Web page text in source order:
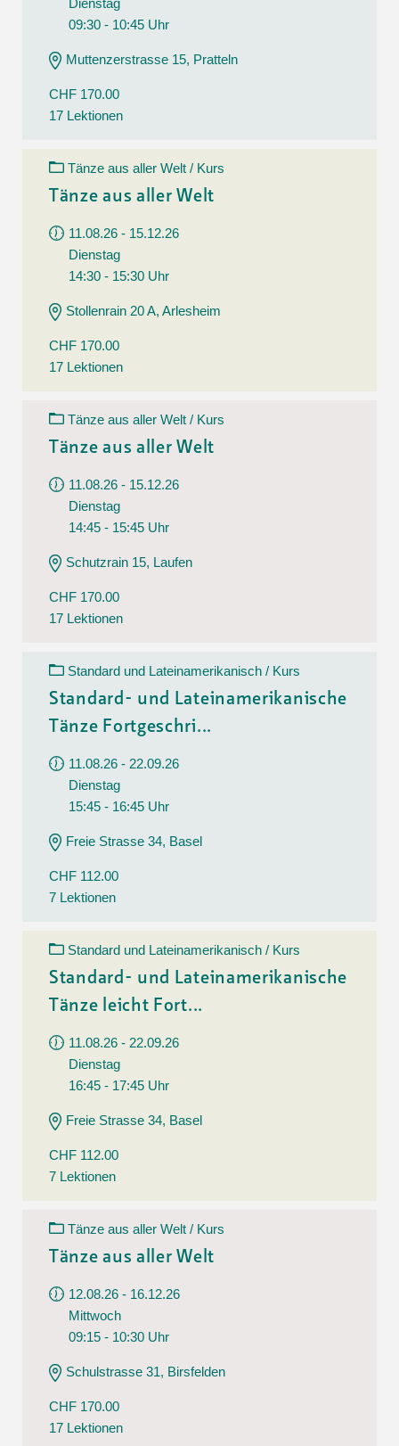
Dienstag
09:30 - 10:45 Uhr
Muttenzerstrasse 15, Pratteln
CHF 170.00
17 Lektionen
Tänze aus aller Welt / Kurs
Tänze aus aller Welt
11.08.26 - 15.12.26
Dienstag
14:30 - 15:30 Uhr
Stollenrain 20 A, Arlesheim
CHF 170.00
17 Lektionen
Tänze aus aller Welt / Kurs
Tänze aus aller Welt
11.08.26 - 15.12.26
Dienstag
14:45 - 15:45 Uhr
Schutzrain 15, Laufen
CHF 170.00
17 Lektionen
Standard und Lateinamerikanisch / Kurs
Standard- und Lateinamerikanische
Tänze Fortgeschri...
11.08.26 - 22.09.26
Dienstag
15:45 - 16:45 Uhr
Freie Strasse 34, Basel
CHF 112.00
7 Lektionen
Standard und Lateinamerikanisch / Kurs
Standard- und Lateinamerikanische
Tänze leicht Fort...
11.08.26 - 22.09.26
Dienstag
16:45 - 17:45 Uhr
Freie Strasse 34, Basel
CHF 112.00
7 Lektionen
Tänze aus aller Welt / Kurs
Tänze aus aller Welt
12.08.26 - 16.12.26
Mittwoch
09:15 - 10:30 Uhr
Schulstrasse 31, Birsfelden
CHF 170.00
17 Lektionen